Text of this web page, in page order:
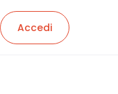
Accedi